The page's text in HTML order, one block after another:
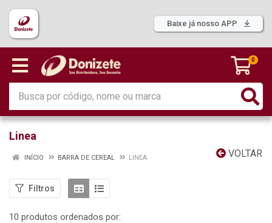
Baixe já nosso APP
0
Linea
VOLTAR
INÍCIO BARRA DE CEREAL LINEA
Filtros
10 produtos ordenados por: